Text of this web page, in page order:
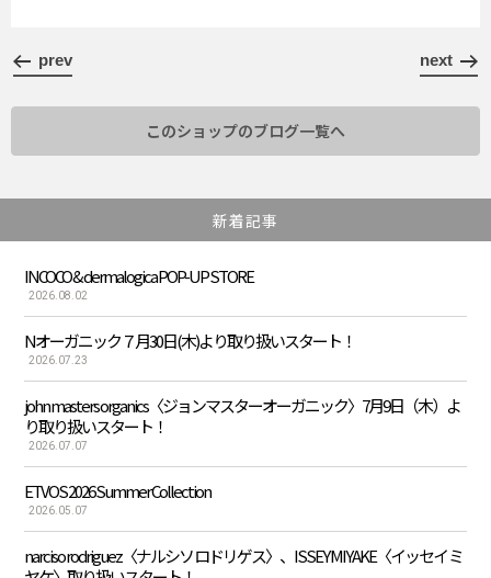
prev next
このショップのブログ一覧へ
新着記事
INCOCO & dermalogica POP-UP STORE
2026.08.02
Nオーガニック７月30日(木)より取り扱いスタート！
2026.07.23
john masters organics〈ジョンマスターオーガニック〉7月9日（木）よ
り取り扱いスタート！
2026.07.07
ETVOS 2026 Summer Collection
2026.05.07
narciso rodriguez〈ナルシソ ロドリゲス〉、ISSEY MIYAKE〈イッセイ ミ